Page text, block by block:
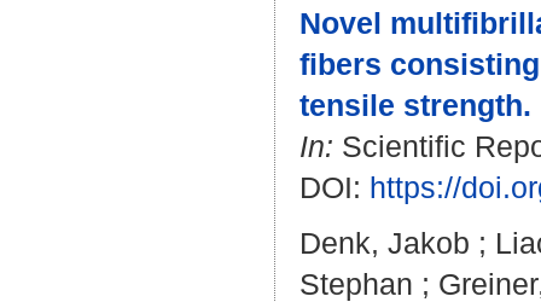
Novel
fibers
tensile strength.
In: Scientific
DOI: https://
Denk, Jakob ;
Stephan ;